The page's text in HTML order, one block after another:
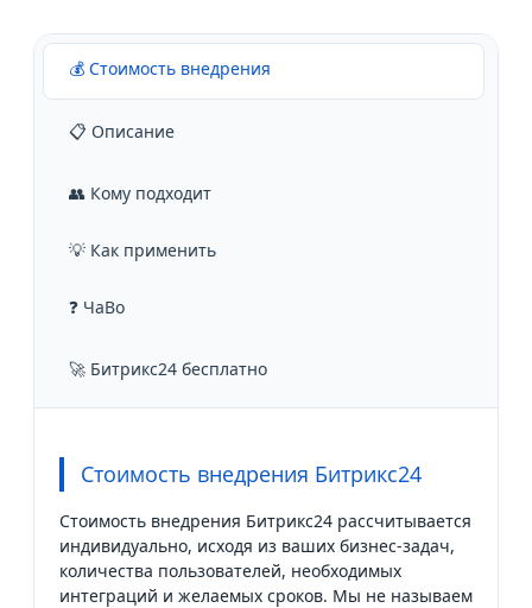
💰 Стоимость внедрения
📋 Описание
👥 Кому подходит
💡 Как применить
❓ ЧаВо
🚀 Битрикс24 бесплатно
Стоимость внедрения Битрикс24
Стоимость внедрения Битрикс24 рассчитывается
индивидуально, исходя из ваших бизнес-задач,
количества пользователей, необходимых
интеграций и желаемых сроков. Мы не называем